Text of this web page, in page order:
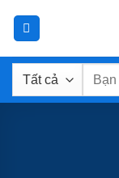
Tìm
kiếm: